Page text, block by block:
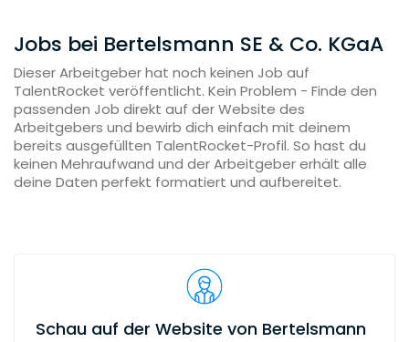
Jobs bei Bertelsmann SE & Co. KGaA
Dieser Arbeitgeber hat noch keinen Job auf
TalentRocket veröffentlicht. Kein Problem - Finde den
passenden Job direkt auf der Website des
Arbeitgebers und bewirb dich einfach mit deinem
bereits ausgefüllten TalentRocket-Profil. So hast du
keinen Mehraufwand und der Arbeitgeber erhält alle
deine Daten perfekt formatiert und aufbereitet.
Schau auf der Website von Bertelsmann